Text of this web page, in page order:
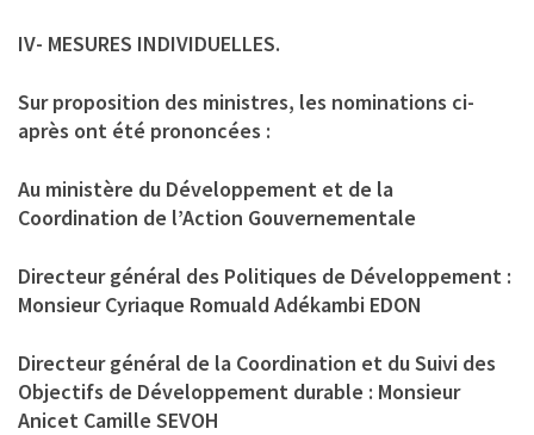
IV- MESURES INDIVIDUELLES.
Sur proposition des ministres, les nominations ci-
après ont été prononcées :
Au ministère du Développement et de la
Coordination de l’Action Gouvernementale
Directeur général des Politiques de Développement :
Monsieur Cyriaque Romuald Adékambi EDON
Directeur général de la Coordination et du Suivi des
Objectifs de Développement durable : Monsieur
Anicet Camille SEVOH